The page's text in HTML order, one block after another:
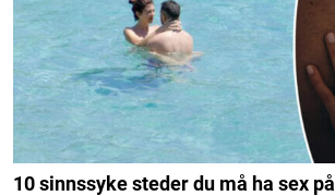
10 sinnssyke steder du må ha sex på